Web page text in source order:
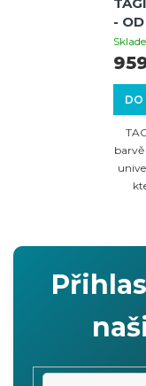
- OD
DO
barvě